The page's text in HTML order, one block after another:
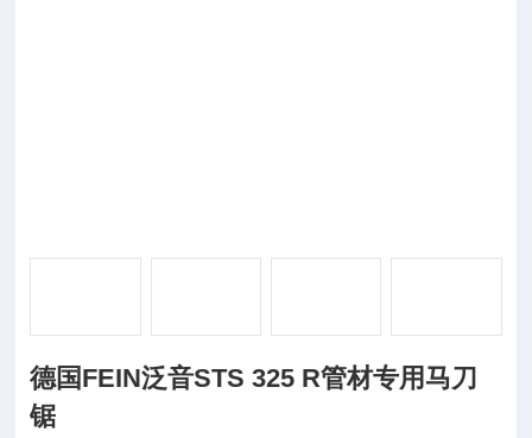
德国FEIN泛音STS 325 R管材专用马刀
锯